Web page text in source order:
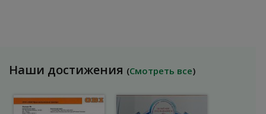
Наши достижения (Смотреть все)